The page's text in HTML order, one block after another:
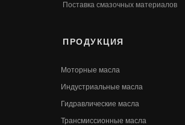
Поставка смазочных материалов
ПРОДУКЦИЯ
Моторные масла
Индустриальные масла
Гидравлические масла
Трансмиссионные масла